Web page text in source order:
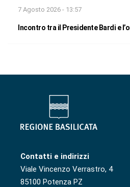
7 Agosto 2026 - 13:57
Incontro tra il Presidente Bardi e
Contatti e indirizzi
Viale Vincenzo Verrastro, 4
85100 Potenza PZ